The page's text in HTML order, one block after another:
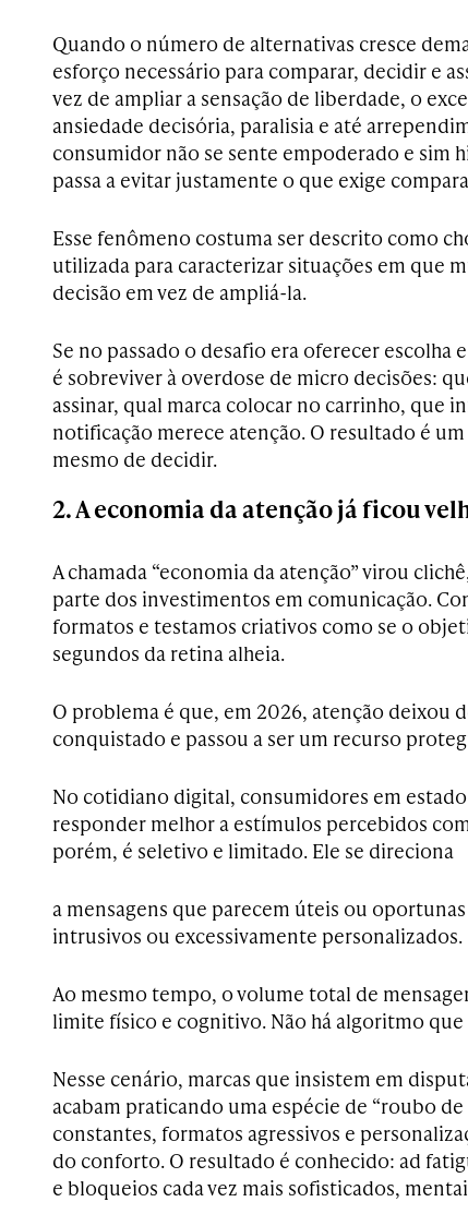
Quando o número de alternativas cresce
esforço necessário para comparar, decidir e
vez de ampliar a sensação de liberdade, o
ansiedade decisória, paralisia e até
consumidor não se sente empoderado e sim
passa a evitar justamente o que exige
Esse fenômeno costuma ser descrito como
utilizada para caracterizar situações em que
decisão em vez de ampliá-la.
Se no passado o desafio era oferecer escolha
é sobreviver à overdose de micro decisões:
assinar, qual marca colocar no carrinho, que
notificação merece atenção. O resultado é
mesmo de decidir.
2. A economia da atenção já ficou
A chamada “economia da atenção” virou
parte dos investimentos em comunicação.
formatos e testamos criativos como se o
segundos da retina alheia.
O problema é que, em 2026, atenção deixou
conquistado e passou a ser um recurso
No cotidiano digital, consumidores em
responder melhor a estímulos percebidos
porém, é seletivo e limitado. Ele se direciona
a mensagens que parecem úteis ou
intrusivos ou excessivamente personalizados.
Ao mesmo tempo, o volume total de
limite físico e cognitivo. Não há algoritmo que
Nesse cenário, marcas que insistem em
acabam praticando uma espécie de “roubo
constantes, formatos agressivos e
do conforto. O resultado é conhecido: ad
e bloqueios cada vez mais sofisticados,